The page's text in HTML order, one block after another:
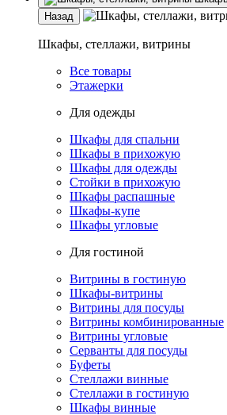
Назад
Шкафы, стеллажи, витрины
Все товары
Этажерки
Для одежды
Шкафы для спальни
Шкафы в прихожую
Шкафы для одежды
Стойки в прихожую
Шкафы распашные
Шкафы-купе
Шкафы угловые
Для гостиной
Витрины в гостиную
Шкафы-витрины
Витрины для посуды
Витрины комбинированные
Витрины угловые
Серванты для посуды
Буфеты
Стеллажи винные
Стеллажи в гостиную
Шкафы винные